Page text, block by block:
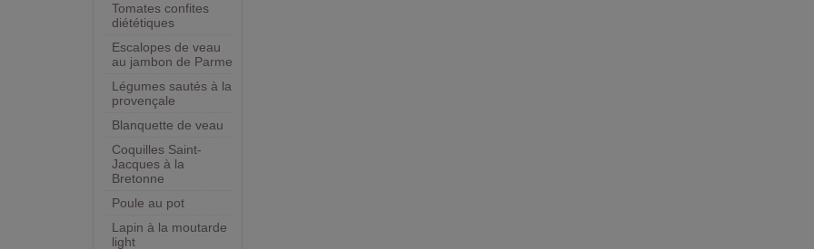
Tomates confites
diététiques
Escalopes de veau
au jambon de Parme
Légumes sautés à la
provençale
Blanquette de veau
Coquilles Saint-
Jacques à la
Bretonne
Poule au pot
Lapin à la moutarde
light